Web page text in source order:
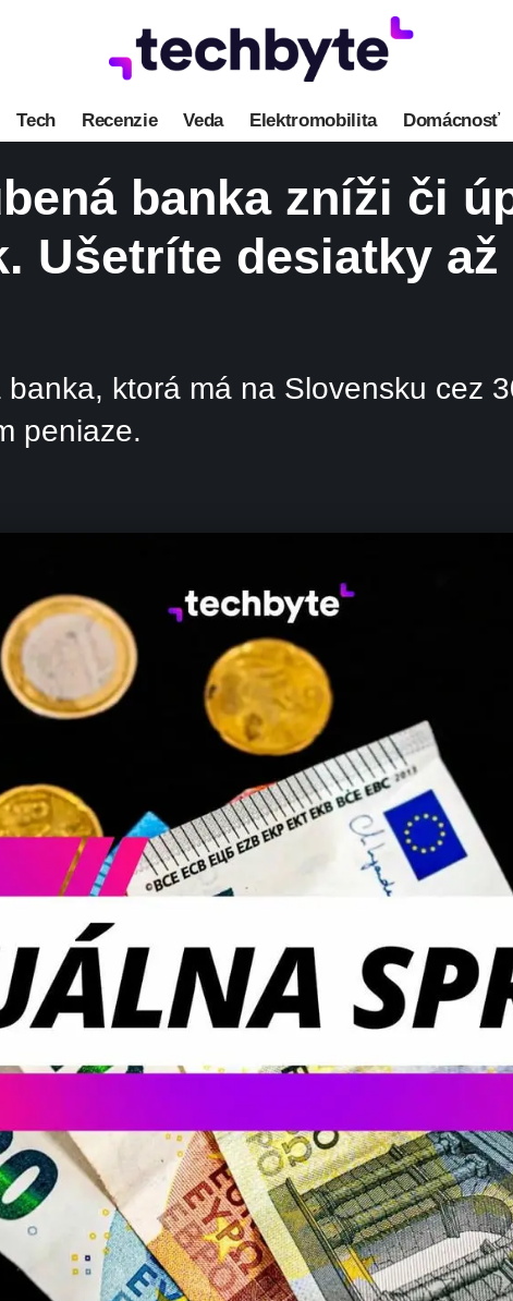
Tech Recenzie Veda Elektromobilita Domácnosť
banka zníži či
Ušetríte desiatky
ktorá má na Slovensku cez
peniaze.